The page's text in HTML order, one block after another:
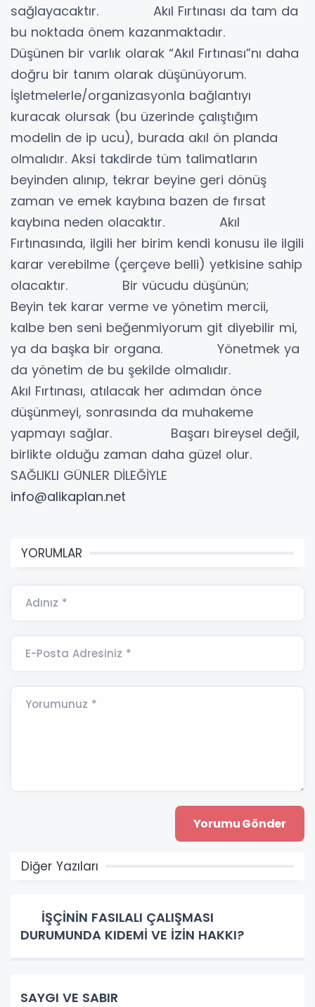
sağlayacaktır. Akıl Fırtınası da tam da
bu noktada önem kazanmaktadır.
Düşünen bir varlık olarak “Akıl Fırtınası”nı daha
doğru bir tanım olarak düşünüyorum.
İşletmelerle/organizasyonla bağlantıyı
kuracak olursak (bu üzerinde çalıştığım
modelin de ip ucu), burada akıl ön planda
olmalıdır. Aksi takdirde tüm talimatların
beyinden alınıp, tekrar beyine geri dönüş
zaman ve emek kaybına bazen de fırsat
kaybına neden olacaktır. Akıl
Fırtınasında, ilgili her birim kendi konusu ile ilgili
karar verebilme (çerçeve belli) yetkisine sahip
olacaktır. Bir vücudu düşünün;
Beyin tek karar verme ve yönetim mercii,
kalbe ben seni beğenmiyorum git diyebilir mi,
ya da başka bir organa. Yönetmek ya
da yönetim de bu şekilde olmalıdır.
Akıl Fırtınası, atılacak her adımdan önce
düşünmeyi, sonrasında da muhakeme
yapmayı sağlar. Başarı bireysel değil,
birlikte olduğu zaman daha güzel olur.
SAĞLIKLI GÜNLER DİLEĞİYLE
info@alikaplan.net
YORUMLAR
Adınız *
E-Posta Adresiniz *
Yorumunuz *
Diğer Yazıları
İŞÇİNİN FASILALI ÇALIŞMASI
DURUMUNDA KIDEMİ VE İZİN HAKKI?
SAYGI VE SABIR